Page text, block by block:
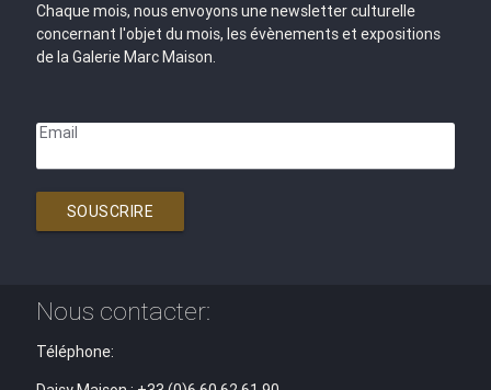
Chaque mois, nous envoyons une newsletter culturelle
concernant l'objet du mois, les évènements et expositions
de la Galerie Marc Maison.
Email
SOUSCRIRE
Nous contacter:
Téléphone: